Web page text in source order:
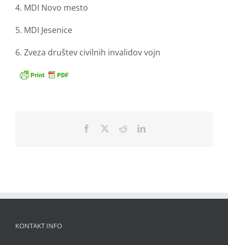
4. MDI Novo mesto
5. MDI Jesenice
6. Zveza društev civilnih invalidov vojn
Facebook RedditLinkedIn
KONTAKT INFO